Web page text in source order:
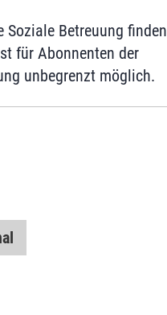
Soziale Betreuung finden
für Abonnenten der
unbegrenzt möglich.